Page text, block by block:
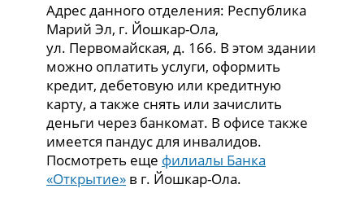
Адрес данного отделения: Республика
Марий Эл, г. Йошкар-Ола,
ул. Первомайская, д. 166. В этом здании
можно оплатить услуги, оформить
кредит, дебетовую или кредитную
карту, а также снять или зачислить
деньги через банкомат. В офисе также
имеется пандус для инвалидов.
Посмотреть еще филиалы Банка
«Открытие» в г. Йошкар-Ола.